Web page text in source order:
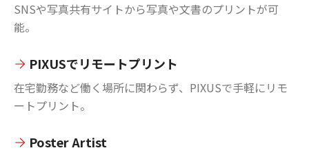
SNSや写真共有サイトから写真や文書のプリントが可
能。
PIXUSでリモートプリント
在宅勤務など働く場所に関わらず、PIXUSで手軽にリモ
ートプリント。
Poster Artist